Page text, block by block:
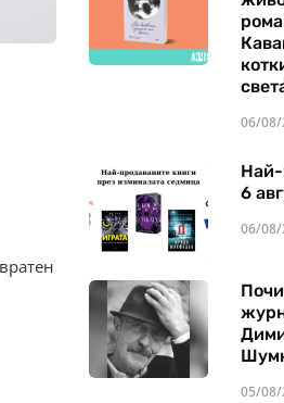
06/08/
Най-
6
06/08/
05/08/